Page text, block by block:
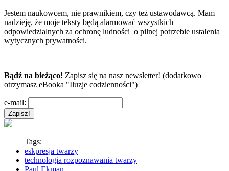
Jestem naukowcem, nie prawnikiem, czy też ustawodawcą. Mam
nadzieję, że moje teksty będą alarmować wszystkich
odpowiedzialnych za ochronę ludności o pilnej potrzebie ustalenia
wytycznych prywatności.
Bądź na bieżąco! Zapisz się na nasz newsletter! (dodatkowo
otrzymasz eBooka "Iluzje codzienności")
e-mail:
Tags:
eskpresja twarzy
technologia rozpoznawania twarzy
Paul Ekman